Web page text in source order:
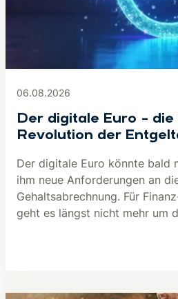
06.08.2026
Der digitale Euro –
Revolution der
Der digitale Euro könnte bald
ihm neue Anforderungen an
Gehaltsabrechnung. Für
geht es längst nicht mehr um